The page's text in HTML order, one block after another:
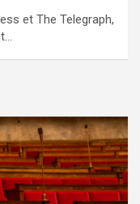
et The Telegraph,